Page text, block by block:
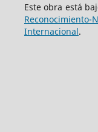
Este obra está
Internacional.